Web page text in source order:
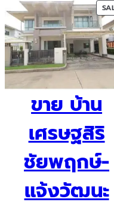
ขาย บ้าน
เศรษฐสิริ
ชัยพฤกษ์-
แจ้งวัฒนะ